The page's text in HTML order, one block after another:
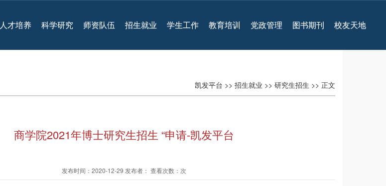
人才培养 科学研究 师资队伍 招生就业 学生工作 教育培训 党政管理 图书期刊 校友天地
凯发平台 >> 招生就业 >> 研究生招生 >> 正文
商学院2021年博士研究生招生 “申请-凯发平台
发布时间：2020-12-29 发布者： 查看次数：次